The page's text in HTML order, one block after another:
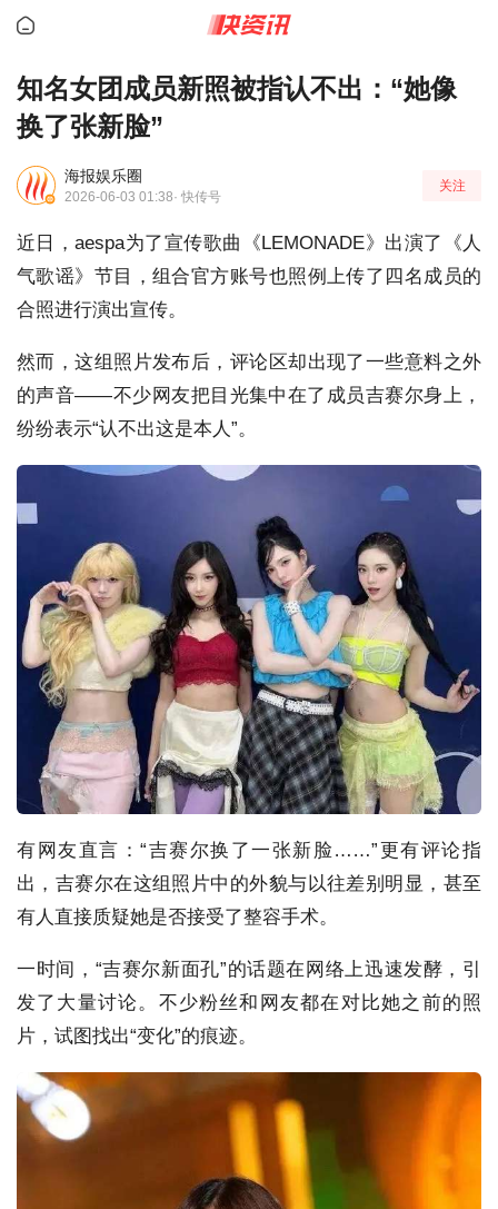
知名女团成员新照被指认不出：“她像
换了张新脸”
海报娱乐圈
2026-06-03 01:38· 快传号
关注
近日，aespa为了宣传歌曲《LEMONADE》出演了《人
气歌谣》节目，组合官方账号也照例上传了四名成员的
合照进行演出宣传。
然而，这组照片发布后，评论区却出现了一些意料之外
的声音——不少网友把目光集中在了成员吉赛尔身上，
纷纷表示“认不出这是本人”。
有网友直言：“吉赛尔换了一张新脸……”更有评论指
出，吉赛尔在这组照片中的外貌与以往差别明显，甚至
有人直接质疑她是否接受了整容手术。
一时间，“吉赛尔新面孔”的话题在网络上迅速发酵，引
发了大量讨论。不少粉丝和网友都在对比她之前的照
片，试图找出“变化”的痕迹。